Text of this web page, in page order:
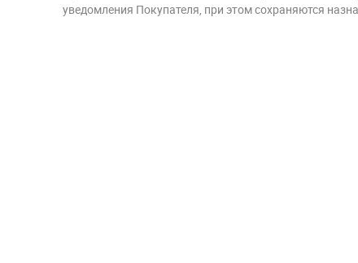
уведомления Покупателя, при этом сохраняются